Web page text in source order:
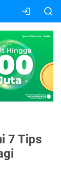
7 Tips